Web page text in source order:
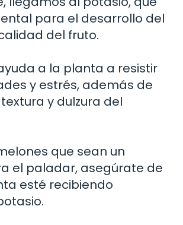
para el desarrollo del
del fruto.
a la planta a resistir
y estrés, además de
y dulzura del
que sean un
el paladar, asegúrate de
esté recibiendo